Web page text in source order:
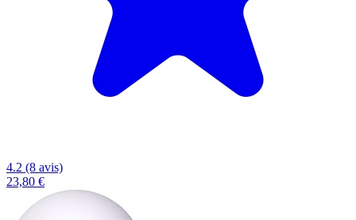
4.2 (8 avis)
23,80 €